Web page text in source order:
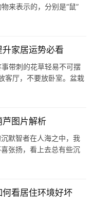
来表示的，分别是“鼠”
家居运势必看
带刺的花草轻易不可摆
客厅，不要放卧室。盆栽
芦图片解析
默智者在人海之中，我
张扬，看上去总有些沉
看居住环境好坏